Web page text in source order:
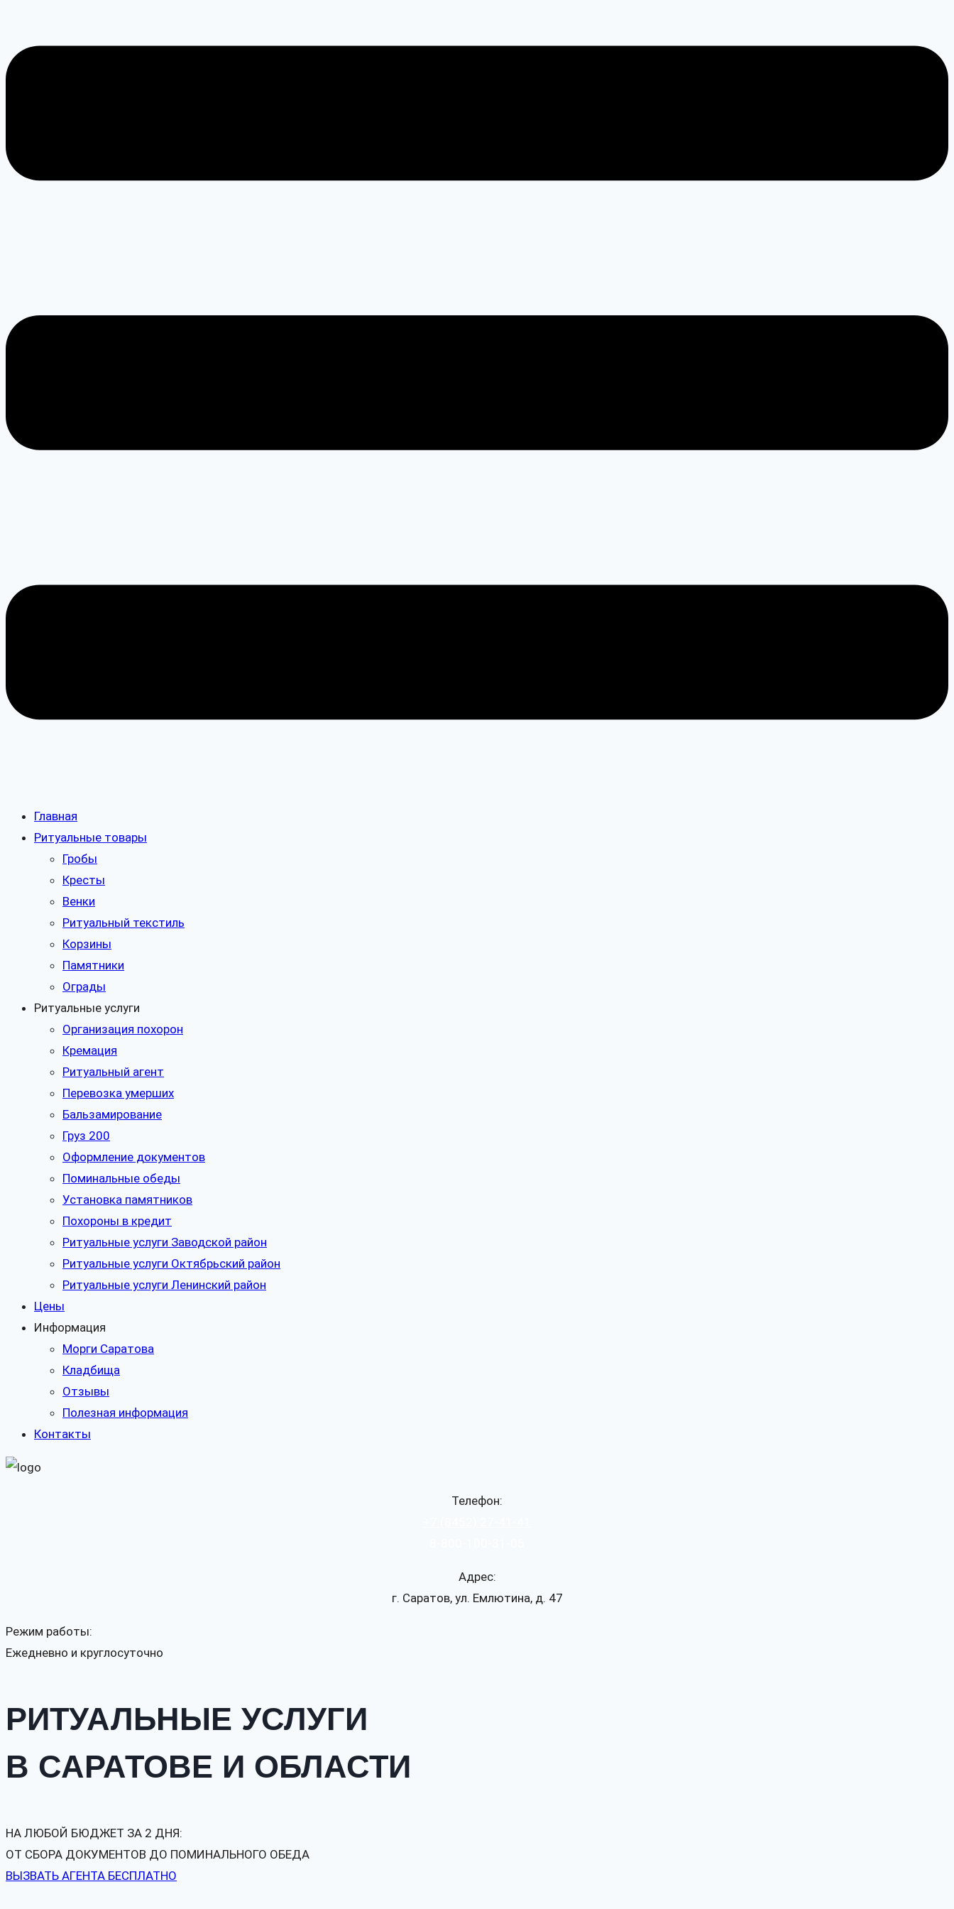
Главная
Ритуальные товары
Гробы
Кресты
Венки
Ритуальный текстиль
Корзины
Памятники
Ограды
Ритуальные услуги
Организация похорон
Кремация
Ритуальный агент
Перевозка умерших
Бальзамирование
Груз 200
Оформление документов
Поминальные обеды
Установка памятников
Похороны в кредит
Ритуальные услуги Заводской район
Ритуальные услуги Октябрьский район
Ритуальные услуги Ленинский район
Цены
Информация
Морги Саратова
Кладбища
Отзывы
Полезная информация
Контакты
Телефон:
Адрес:
г. Саратов, ул. Емлютина, д. 47
Режим работы:
Ежедневно и круглосуточно
РИТУАЛЬНЫЕ УСЛУГИ
В САРАТОВЕ И ОБЛАСТИ
НА ЛЮБОЙ БЮДЖЕТ ЗА 2 ДНЯ:
ОТ СБОРА ДОКУМЕНТОВ ДО ПОМИНАЛЬНОГО ОБЕДА
ВЫЗВАТЬ АГЕНТА БЕСПЛАТНО